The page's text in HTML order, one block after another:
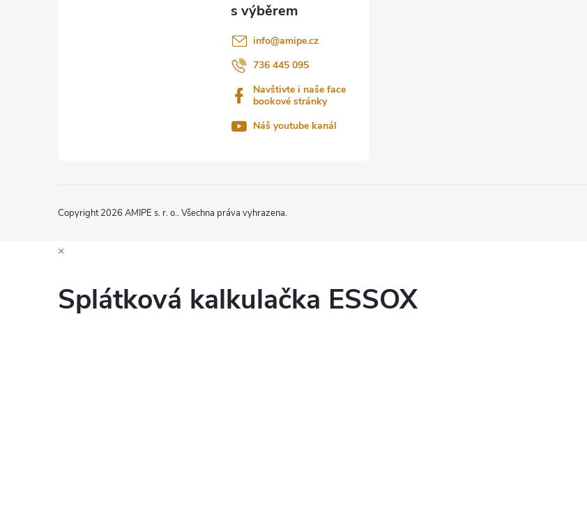
info@amipe.cz
736 445 095
Navštivte i naše face
bookové stránky
Náš youtube kanál
Copyright 2026 AMIPE s. r. o.. Všechna práva vyhrazena.
×
Splátková kalkulačka ESSOX